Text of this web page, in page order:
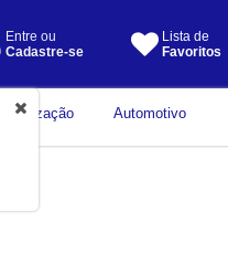
Entre ou
Cadastre-se
Lista de
Favoritos
Organização Automotivo